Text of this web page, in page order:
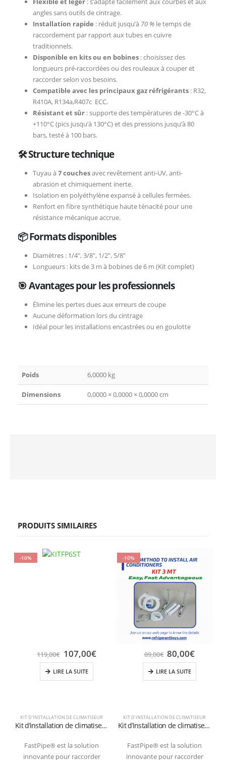
angles sans outils de cintrage.
Installation rapide : réduit jusqu’à 70 %le temps de
raccordement par rapport aux tubes en cuivre
traditionnels.
Disponible en kits ou en bobines: choisissez des
longueurs pré-raccordées ou des rouleaux à couper et
raccorder selon vos besoins.
Compatible avec les principaux gaz réfrigérants: R32,
R410A, R134a,R407c ECC.
Résistant et sûr: supporte des températures de -30°C à
+110°C (pics jusqu’à 130°C) et des pressions jusqu’à 80
bars, testé à 100 bars.
🛠 Structure technique
Tuyau à7 couchesavec revêtement anti-UV, anti-
abrasion et chimiquement inerte.
Isolation en polyéthylène expansé à cellules fermées.
Renfort en fibre synthétique haute ténacité pour une
résistance mécanique accrue.
📦 Formats disponibles
Diamètres : 1/4″, 3/8″, 1/2″, 5/8″
Longueurs : kits de 3 m à bobines de 6 m (Kit complet)
🎯 Avantages pour les professionnels
Élimine les pertes dues aux erreurs de coupe
Aucune déformation lors du cintrage
Idéal pour les installations encastrées ou en goulotte
Poids 6,0000 kg
Dimensions 0,0000 × 0,0000 × 0,0000 cm
PRODUITS SIMILAIRES
-10%
KIT D'INSTALLATION DE CLIMATISEUR
Kit d’installation de climatiseurs au sol avec tuyaux de 6 mètres 1/4″+3/8″SAE
FastPipe® est la solution
innovante pour raccorder
119,00€ 107,00€
LIRE LA SUITE
-10%
KIT D'INSTALLATION DE CLIMATISEUR
Kit d’installation de climatiseurs muraux avec tuyaux de 3 mètres 1/4″+3/8″SAE
FastPipe® est la solution
innovante pour raccorder
89,00€ 80,00€
LIRE LA SUITE